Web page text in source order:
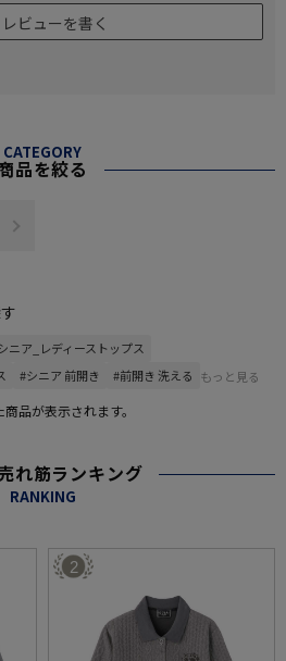
レビューを書く
CATEGORY
品を絞る
ニア_レディーストップス
#シニア 前開き #前開き 洗える もっと見る
品が表示されます。
れ筋ランキング
RANKING
2